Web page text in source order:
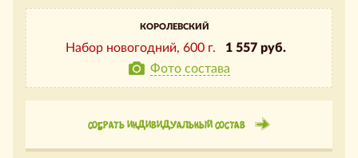
КОРОЛЕВСКИЙ
Набор новогодний, 600 г.
1 557 руб.
Фото состава
СОБРАТЬ ИНДИВИДУАЛЬНЫЙ СОСТАВ